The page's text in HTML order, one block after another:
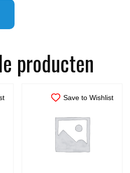
producten
Save to Wishlist